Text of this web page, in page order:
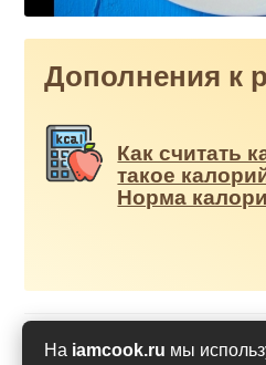
На iamcook.ru мы
Дополнения к
Как считать
такое
Норма
Оценить рецепт